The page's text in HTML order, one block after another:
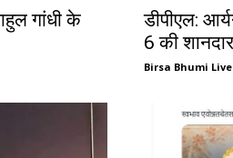
गांधी के
डीपीएल:
6 की
Birsa Bhumi Live